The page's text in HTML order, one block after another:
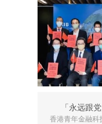
「永远跟
香港青年金融科